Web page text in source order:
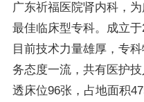
广东祈福医院肾内科，
最佳临床型专科。成立
目前技术力量雄厚，专
务态度一流，共有医护
透床位96张，占地面积